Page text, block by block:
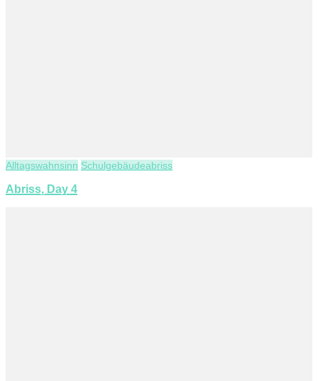
Alltagswahnsinn Schulgebäudeabriss
Abriss, Day 4